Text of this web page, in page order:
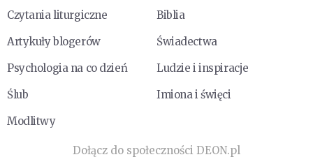
Czytania liturgiczne
Biblia
Artykuły blogerów
Świadectwa
Psychologia na co dzień
Ludzie i inspiracje
Ślub
Imiona i święci
Modlitwy
Dołącz do społeczności DEON.pl